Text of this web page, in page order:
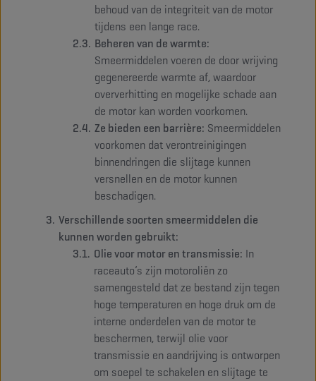
behoud van de integriteit van de motor
tijdens een lange race.
Beheren van de warmte:
Smeermiddelen voeren de door wrijving
gegenereerde warmte af, waardoor
oververhitting en mogelijke schade aan
de motor kan worden voorkomen.
Ze bieden een barrière: Smeermiddelen
voorkomen dat verontreinigingen
binnendringen die slijtage kunnen
versnellen en de motor kunnen
beschadigen.
Verschillende soorten smeermiddelen die
kunnen worden gebruikt:
Olie voor motor en transmissie: In
raceauto’s zijn motoroliën zo
samengesteld dat ze bestand zijn tegen
hoge temperaturen en hoge druk om de
interne onderdelen van de motor te
beschermen, terwijl olie voor
transmissie en aandrijving is ontworpen
om soepel te schakelen en slijtage te